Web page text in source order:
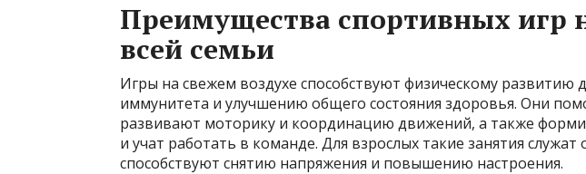
Преимущества спортивных игр
всей семьи
Игры на свежем воздухе способствуют физическому развитию
иммунитета и улучшению общего состояния здоровья. Они
развивают моторику и координацию движений, а также
и учат работать в команде. Для взрослых такие занятия
способствуют снятию напряжения и повышению настроения.